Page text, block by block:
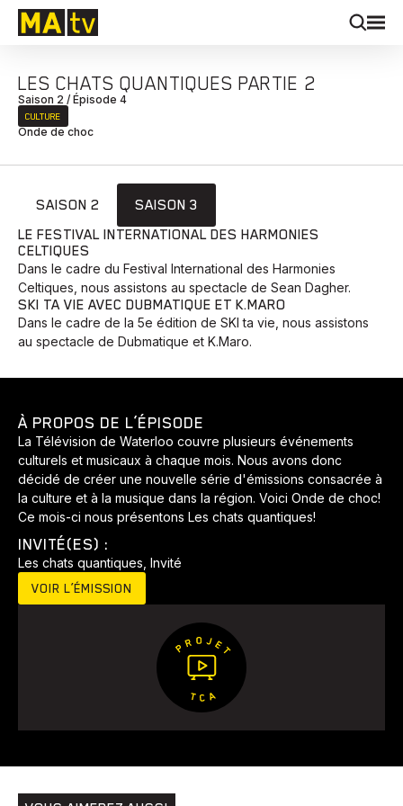
LES CHATS QUANTIQUES PARTIE 2
Saison 2 / Épisode 4
CULTURE
Onde de choc
SAISON 2
SAISON 3
LE FESTIVAL INTERNATIONAL DES HARMONIES
CELTIQUES
Dans le cadre du Festival International des Harmonies
Celtiques, nous assistons au spectacle de Sean Dagher.
SKI TA VIE AVEC DUBMATIQUE ET K.MARO
Dans le cadre de la 5e édition de SKI ta vie, nous assistons
au spectacle de Dubmatique et K.Maro.
À PROPOS DE L’ÉPISODE
La Télévision de Waterloo couvre plusieurs événements
culturels et musicaux à chaque mois. Nous avons donc
décidé de créer une nouvelle série d'émissions consacrée à
la culture et à la musique dans la région. Voici Onde de choc!
Ce mois-ci nous présentons Les chats quantiques!
INVITÉ(ES) :
Les chats quantiques, Invité
VOIR L’ÉMISSION